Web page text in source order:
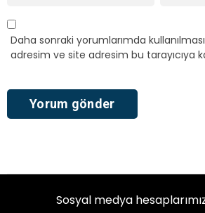
Daha sonraki yorumlarımda
adresim ve site adresim bu tarayıcıya
Sosyal medya